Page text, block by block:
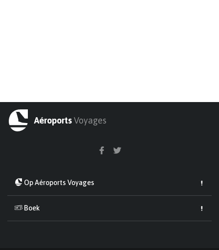
AéroportsVoyages
Op Aéroports Voyages
Boek